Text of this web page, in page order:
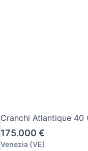
Cranchi Atlantique 40
175.000 €
Venezia (VE)